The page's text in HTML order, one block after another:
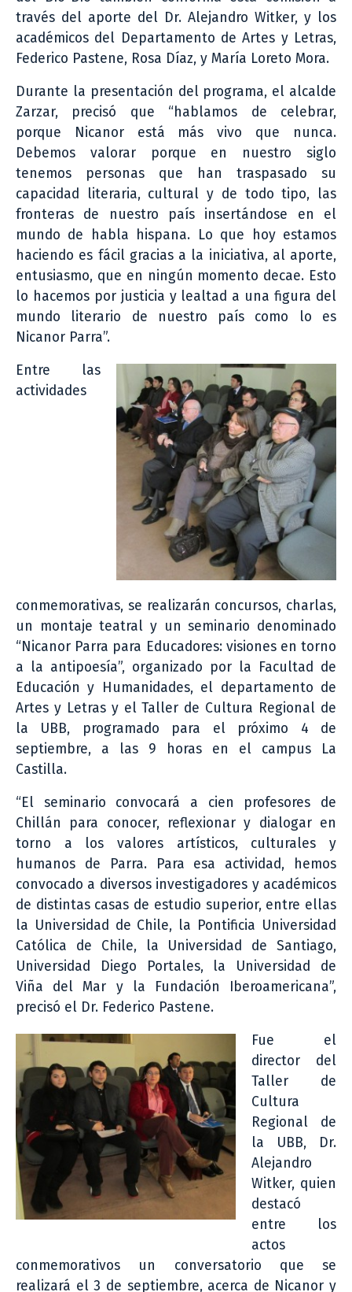
través del aporte del Dr. Alejandro Witker, y los
académicos del Departamento de Artes y Letras,
Federico Pastene, Rosa Díaz, y María Loreto Mora.
Durante la presentación del programa, el alcalde
Zarzar, precisó que “hablamos de celebrar,
porque Nicanor está más vivo que nunca.
Debemos valorar porque en nuestro siglo
tenemos personas que han traspasado su
capacidad literaria, cultural y de todo tipo, las
fronteras de nuestro país insertándose en el
mundo de habla hispana. Lo que hoy estamos
haciendo es fácil gracias a la iniciativa, al aporte,
entusiasmo, que en ningún momento decae. Esto
lo hacemos por justicia y lealtad a una figura del
mundo literario de nuestro país como lo es
Nicanor Parra”.
Entre las
actividades
conmemorativas, se realizarán concursos, charlas,
un montaje teatral y un seminario denominado
“Nicanor Parra para Educadores: visiones en torno
a la antipoesía”, organizado por la Facultad de
Educación y Humanidades, el departamento de
Artes y Letras y el Taller de Cultura Regional de
la UBB, programado para el próximo 4 de
septiembre, a las 9 horas en el campus La
Castilla.
“El seminario convocará a cien profesores de
Chillán para conocer, reflexionar y dialogar en
torno a los valores artísticos, culturales y
humanos de Parra. Para esa actividad, hemos
convocado a diversos investigadores y académicos
de distintas casas de estudio superior, entre ellas
la Universidad de Chile, la Pontificia Universidad
Católica de Chile, la Universidad de Santiago,
Universidad Diego Portales, la Universidad de
Viña del Mar y la Fundación Iberoamericana”,
precisó el Dr. Federico Pastene.
Fue el
director del
Taller de
Cultura
Regional de
la UBB, Dr.
Alejandro
Witker, quien
destacó
entre los
actos
conmemorativos un conversatorio que se
realizará el 3 de septiembre, acerca de Nicanor y